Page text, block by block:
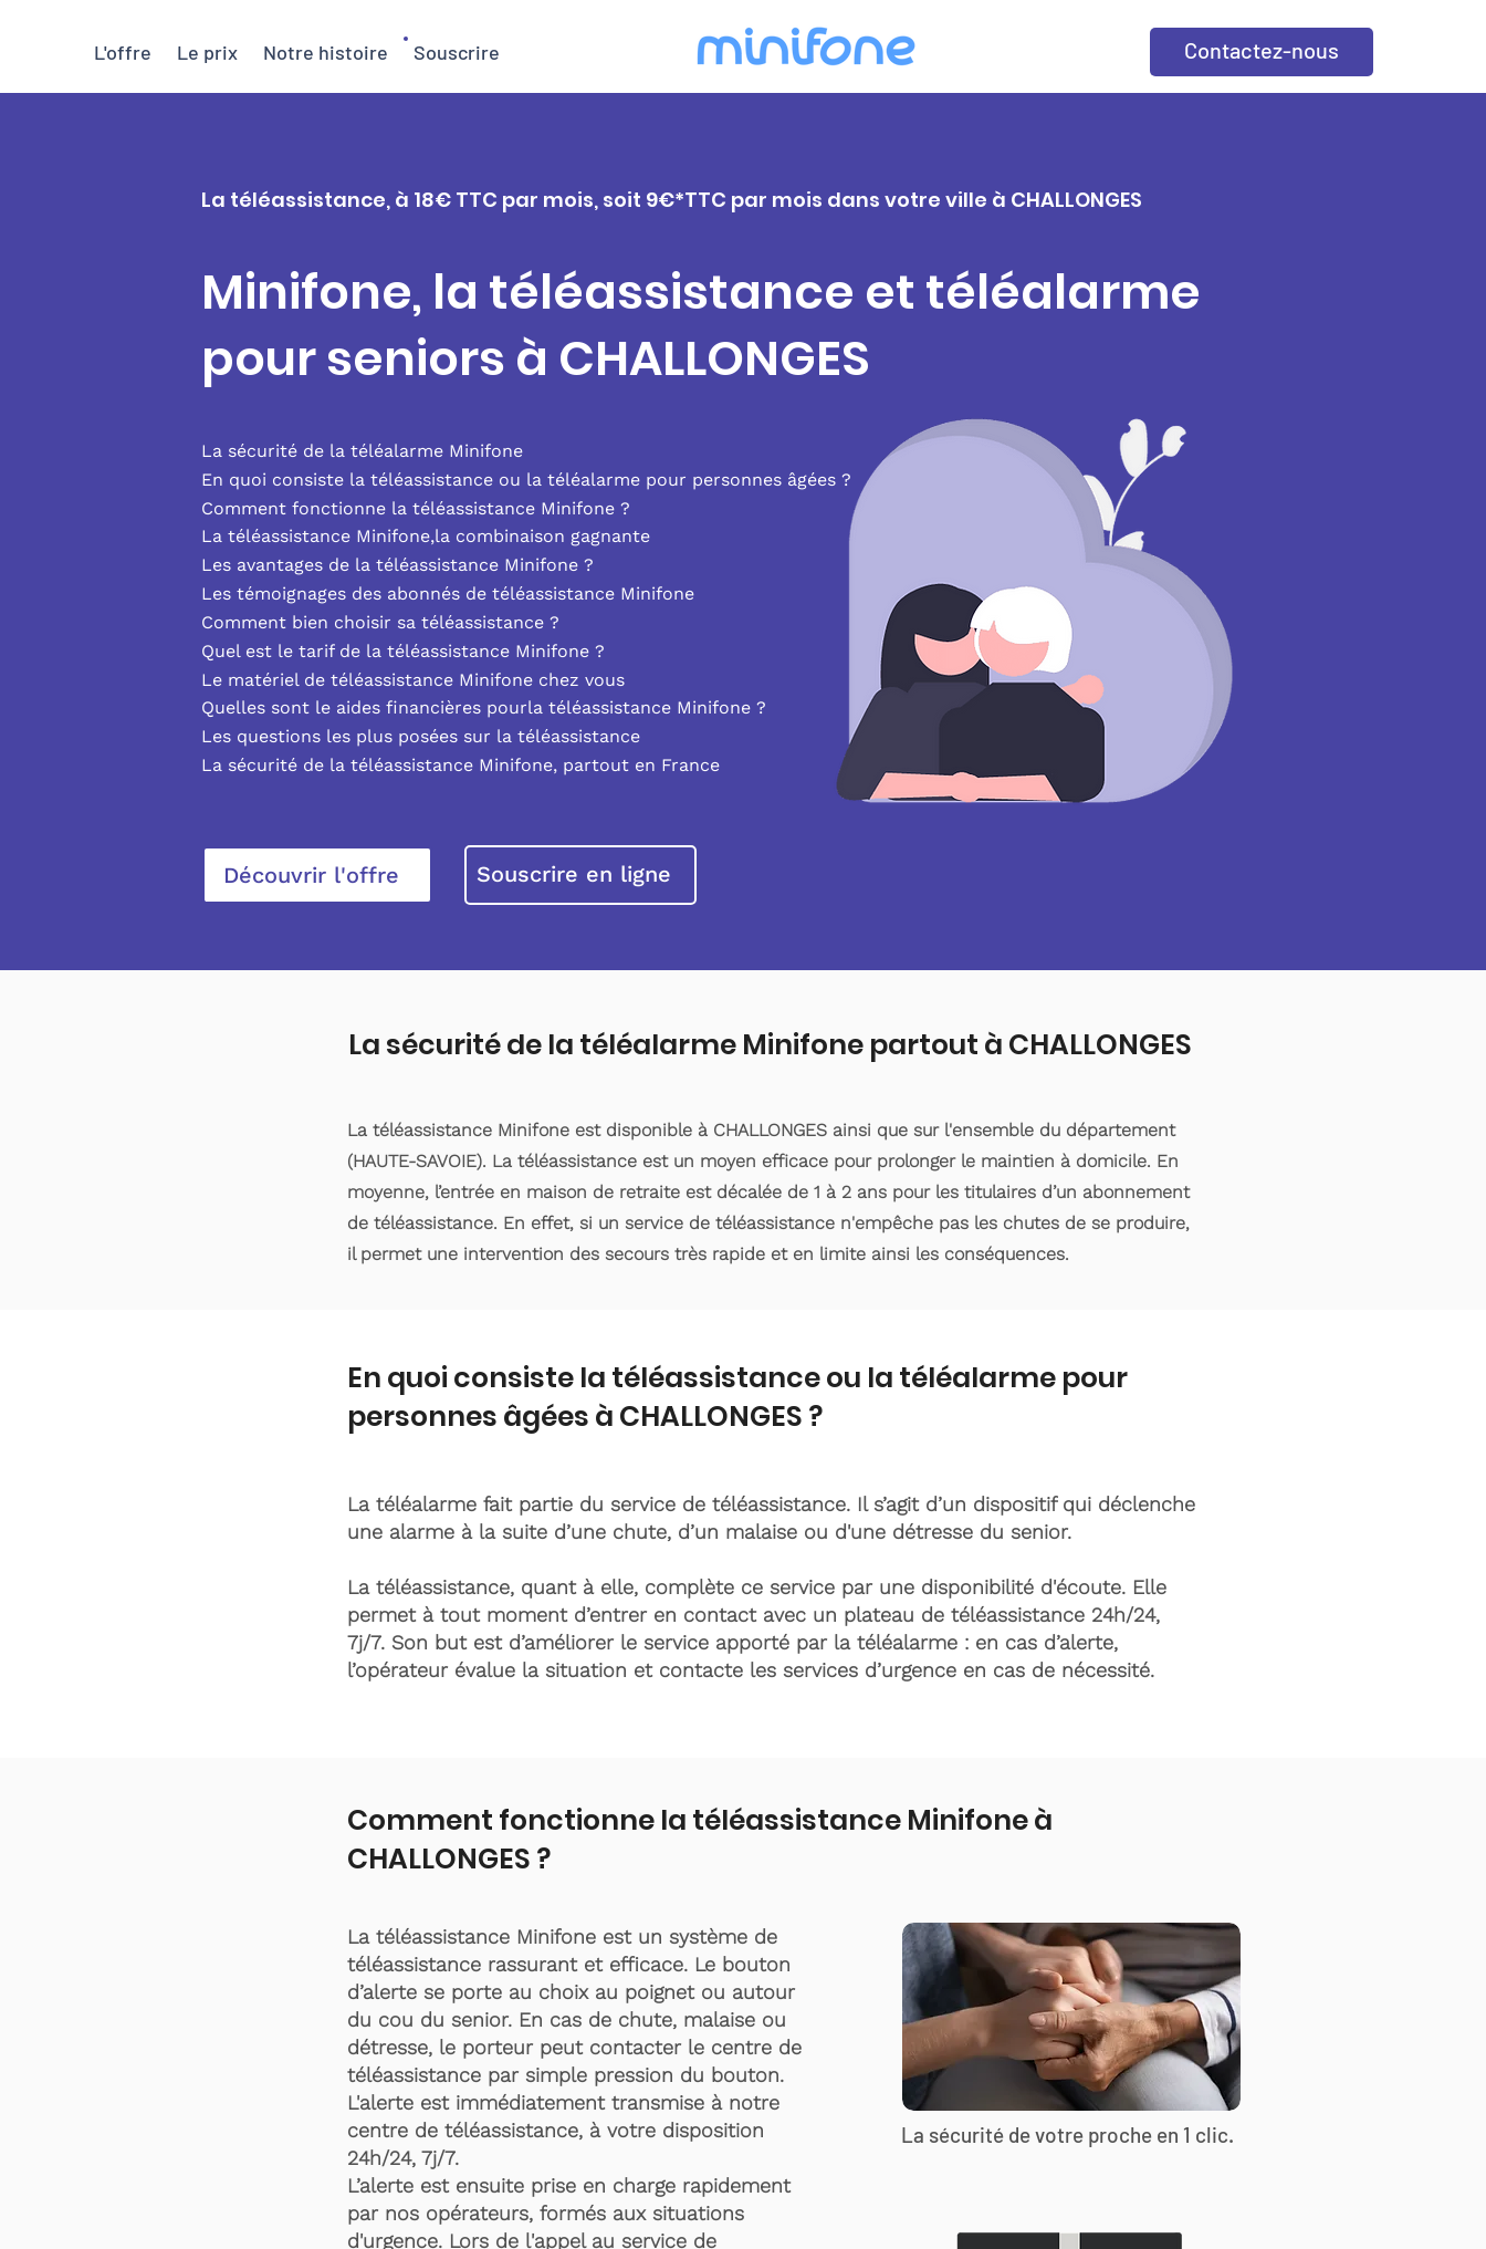
L'offre Le prix Notre histoire Souscrire Contactez-nous
La téléassistance, à 18€ TTC par mois, soit 9€*TTC par mois dans votre ville à CHALLONGES
Minifone, la téléassistance et téléalarme
pour seniors à CHALLONGES
La sécurité de la téléalarme Minifone
En quoi consiste la téléassistance ou la téléalarme pour personnes âgées ?
Comment fonctionne la téléassistance Minifone ?
La téléassistance Minifone,la combinaison gagnante
Les avantages de la téléassistance Minifone ?
Les témoignages des abonnés de téléassistance Minifone
Comment bien choisir sa téléassistance ?
Quel est le tarif de la téléassistance Minifone ?
Le matériel de téléassistance Minifone chez vous
Quelles sont le aides financières pourla téléassistance Minifone ?
Les questions les plus posées sur la téléassistance
La sécurité de la téléassistance Minifone, partout en France
Découvrir l'offre Souscrire en ligne
La sécurité de la téléalarme Minifone partout à CHALLONGES
La téléassistance Minifone est disponible à CHALLONGES ainsi que sur l'ensemble du département
(HAUTE-SAVOIE). La téléassistance est un moyen efficace pour prolonger le maintien à domicile. En
moyenne, l’entrée en maison de retraite est décalée de 1 à 2 ans pour les titulaires d’un abonnement
de téléassistance. En effet, si un service de téléassistance n'empêche pas les chutes de se produire,
il permet une intervention des secours très rapide et en limite ainsi les conséquences.
En quoi consiste la téléassistance ou la téléalarme pour
personnes âgées à CHALLONGES ?
La téléalarme fait partie du service de téléassistance. Il s’agit d’un dispositif qui déclenche
une alarme à la suite d’une chute, d’un malaise ou d'une détresse du senior.
La téléassistance, quant à elle, complète ce service par une disponibilité d'écoute. Elle
permet à tout moment d’entrer en contact avec un plateau de téléassistance 24h/24,
7j/7. Son but est d’améliorer le service apporté par la téléalarme : en cas d’alerte,
l’opérateur évalue la situation et contacte les services d’urgence en cas de nécessité.
Comment fonctionne la téléassistance Minifone à
CHALLONGES ?
La téléassistance Minifone est un système de
téléassistance rassurant et efficace. Le bouton
d’alerte se porte au choix au poignet ou autour
du cou du senior. En cas de chute, malaise ou
détresse, le porteur peut contacter le centre de
téléassistance par simple pression du bouton.
L'alerte est immédiatement transmise à notre
centre de téléassistance, à votre disposition
24h/24, 7j/7.
L’alerte est ensuite prise en charge rapidement
par nos opérateurs, formés aux situations
d'urgence. Lors de l'appel au service de
La sécurité de votre proche en 1 clic.